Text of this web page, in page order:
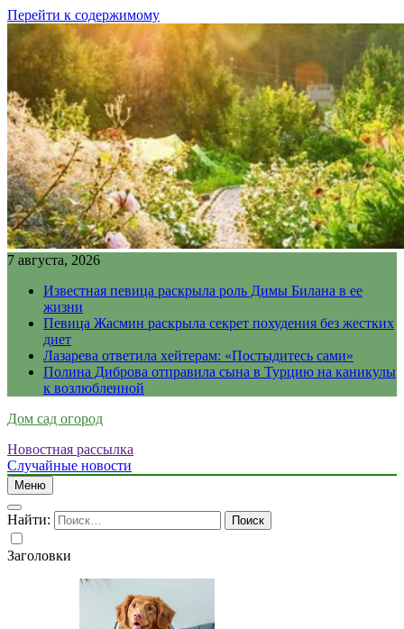
Перейти к содержимому
7 августа, 2026
Известная певица раскрыла роль Димы Билана в ее
жизни
Певица Жасмин раскрыла секрет похудения без жестких
диет
Лазарева ответила хейтерам: «Постыдитесь сами»
Полина Диброва отправила сына в Турцию на каникулы
к возлюбленной
Дом сад огород
Новостная рассылка
Случайные новости
Меню
Найти:
Заголовки